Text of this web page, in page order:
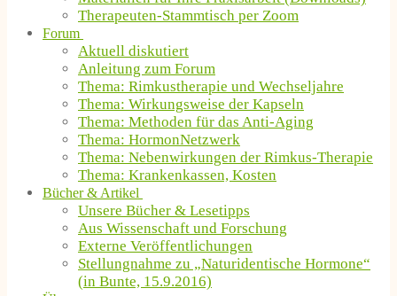
Therapeuten-Stammtisch per Zoom
Forum
Aktuell diskutiert
Anleitung zum Forum
Thema: Rimkustherapie und Wechseljahre
Thema: Wirkungsweise der Kapseln
Thema: Methoden für das Anti-Aging
Thema: HormonNetzwerk
Thema: Nebenwirkungen der Rimkus-Therapie
Thema: Krankenkassen, Kosten
Bücher & Artikel
Unsere Bücher & Lesetipps
Aus Wissenschaft und Forschung
Externe Veröffentlichungen
Stellungnahme zu „Naturidentische Hormone“
(in Bunte, 15.9.2016)